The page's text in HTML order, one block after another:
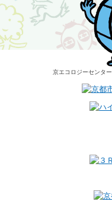
京エコロジーセンター